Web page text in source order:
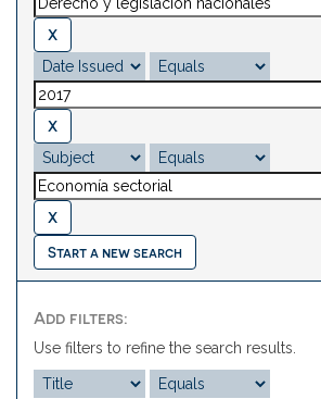
Start a new search
Add filters:
Use filters to refine the search results.